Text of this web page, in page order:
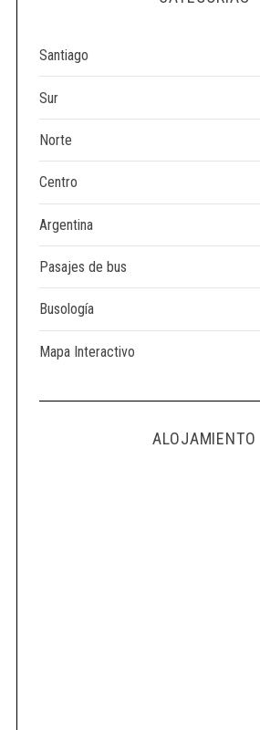
Santiago
Sur
Norte
Centro
Argentina
Pasajes de bus
Busología
Mapa Interactivo
ALOJAMIENTO
c
h
o
: